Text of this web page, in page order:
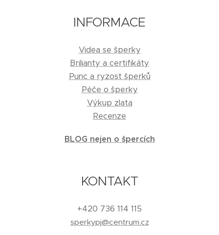
INFORMACE
Videa se šperky
Brilianty a certifikáty
Punc a ryzost šperků
Péče o šperky
Výkup zlata
Recenze
BLOG nejen o špercích
KONTAKT
+420 736 114 115
sperkypj@centrum.cz